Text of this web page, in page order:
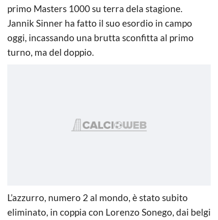
primo Masters 1000 su terra dela stagione.
Jannik Sinner ha fatto il suo esordio in campo
oggi, incassando una brutta sconfitta al primo
turno, ma del doppio.
L’azzurro, numero 2 al mondo, è stato subito
eliminato, in coppia con Lorenzo Sonego, dai belgi